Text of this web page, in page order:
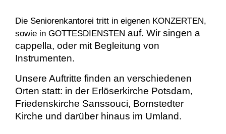
Die Seniorenkantorei tritt in eigenen KONZERTEN,
sowie in GOTTESDIENSTEN auf. Wir singen a
cappella, oder mit Begleitung von
Instrumenten.
Unsere Auftritte finden an verschiedenen
Orten statt: in der Erlöserkirche Potsdam,
Friedenskirche Sanssouci, Bornstedter
Kirche und darüber hinaus im Umland.